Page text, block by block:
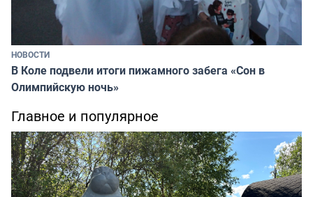
НОВОСТИ
В Коле подвели итоги пижамного забега «Сон в
Олимпийскую ночь»
Главное и популярное